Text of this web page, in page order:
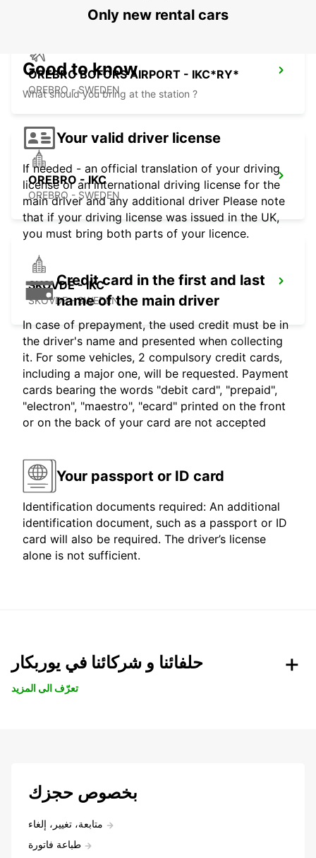
OREBRO BOFORS AIRPORT - IKC*RY*
OREBRO - SWEDEN
OREBRO - IKC
OREBRO - SWEDEN
SKOVDE - IKC
SKOVDE - SWEDEN
Only new rental cars
Good to know
What should you bring at the station ?
Your valid driver license
If needed - an official translation of your driving
license or an international driving license for the
main driver and any additional driver Please note
that if your driving license was issued in the UK,
you must bring both parts of your licence.
Credit card in the first and last
name of the main driver
In case of prepayment, the used credit must be in
the driver's name and presented when collecting
it. For some vehicles, 2 compulsory credit cards,
including a major one, will be requested. Payment
cards bearing the words "debit card", "prepaid",
"electron", "maestro", "ecard" printed on the front
or on the back of your card are not accepted
Your passport or ID card
Identification documents required: An additional
identification document, such as a passport or ID
card will also be required. The driver’s license
alone is not sufficient.
حلفائنا و شركائنا في يوربكار
تعرّف الى المزيد
بخصوص حجزك
متابعة، تغيير، إلغاء
طباعة فاتورة